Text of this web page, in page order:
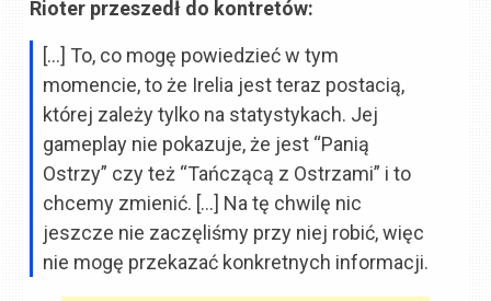
Rioter przeszedł do kontretów:
[…] To, co mogę powiedzieć w tym
momencie, to że Irelia jest teraz postacią,
której zależy tylko na statystykach. Jej
gameplay nie pokazuje, że jest “Panią
Ostrzy” czy też “Tańczącą z Ostrzami” i to
chcemy zmienić. […] Na tę chwilę nic
jeszcze nie zaczęliśmy przy niej robić, więc
nie mogę przekazać konkretnych informacji.